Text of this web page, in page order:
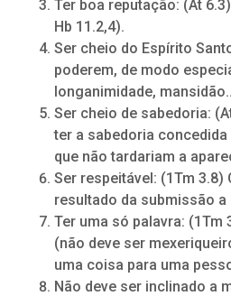
Ter boa reputação: (At
Hb 11.2,4).
Ser cheio do Espírito
poderem, de modo
longanimidade,
Ser cheio de sabedoria:
ter a sabedoria
que não tardariam a
Ser respeitável: (1Tm
resultado da submissão
Ter uma só palavra:
(não deve ser
uma coisa para uma
Não deve ser inclinado a